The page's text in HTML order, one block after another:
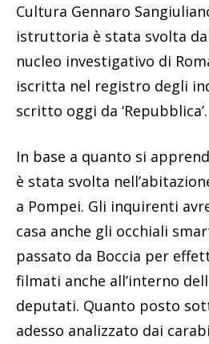
Cultura Gennaro
istruttoria è stata svolta
nucleo investigativo di
iscritta nel registro degli
scritto oggi da ‘Repubblica’.
In base a quanto si
è stata svolta
a Pompei. Gli inquirenti
casa anche gli occhiali
passato da Boccia per
filmati anche all’interno
deputati. Quanto posto
adesso analizzato dai